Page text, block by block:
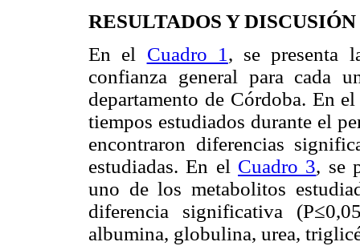
RESULTADOS Y DISCUSIÓN
En el Cuadro 1 , se presenta
confianza general para cada
departamento de Córdoba. En
tiempos estudiados durante el
encontraron diferencias
estudiadas. En el Cuadro 3, se
uno de los metabolitos
diferencia significativa (P
albumina, globulina, urea,